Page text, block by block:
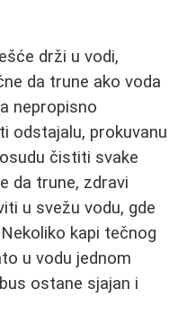
drži u vodi,
da trune ako voda
nepropisno
odstajalu, prokuvanu
čistiti svake
da trune, zdravi
u svežu vodu, gde
kapi tečnog
u vodu jednom
ostane sjajan i